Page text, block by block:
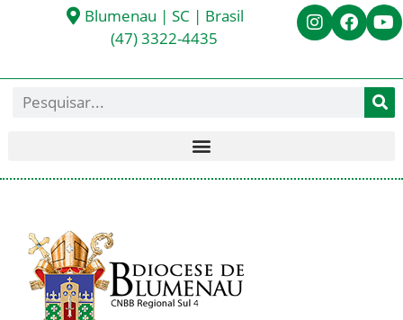
Blumenau | SC | Brasil
(47) 3322-4435